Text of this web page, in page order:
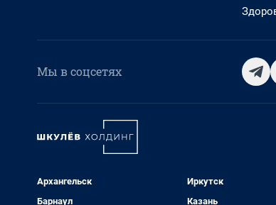
Мы в соцсетях
Архангельск
Барнаул
Иркутск
Казань